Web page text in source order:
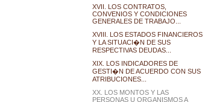
XVII. LOS CONTRATOS,
CONVENIOS Y CONDICIONES
GENERALES DE TRABAJO...
XVIII. LOS ESTADOS FINANCIEROS
Y LA SITUACI�N DE SUS
RESPECTIVAS DEUDAS...
XIX. LOS INDICADORES DE
GESTI�N DE ACUERDO CON SUS
ATRIBUCIONES...
XX. LOS MONTOS Y LAS
PERSONAS U ORGANISMOS A